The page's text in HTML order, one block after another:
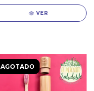
VER
AGOTADO